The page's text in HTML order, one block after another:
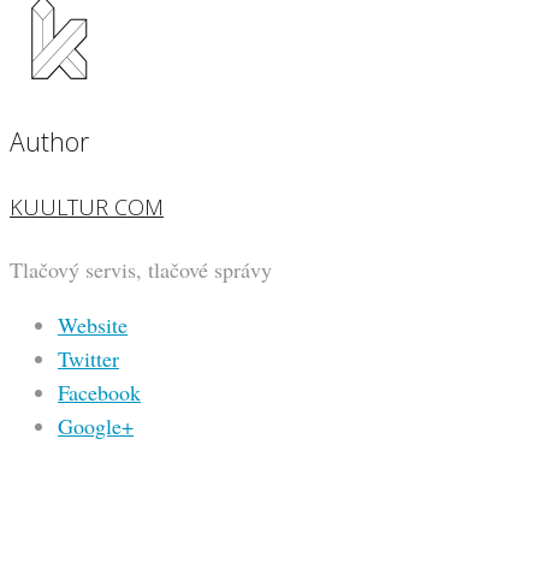
Author
KUULTUR COM
Tlačový servis, tlačové správy
Website
Twitter
Facebook
Google+